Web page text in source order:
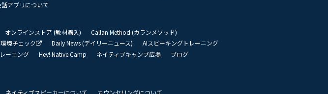
アプリについて
オンラインストア (教材購入)
Callan Method (カランメソッド)
境チェック Daily News (デイリーニュース)
AIスピーキングトレーニング
ーニング Hey! Native Camp ネイティブキャンプ広場
ブログ